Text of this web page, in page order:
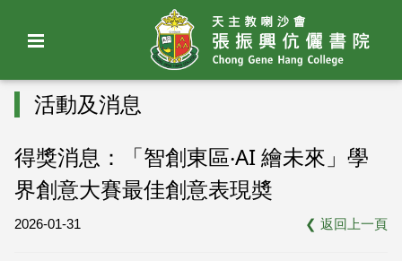
活動及消息
得獎消息：「智創東區‧AI 繪未來」學
界創意大賽最佳創意表現奬
2026-01-31 ❮ 返回上一頁